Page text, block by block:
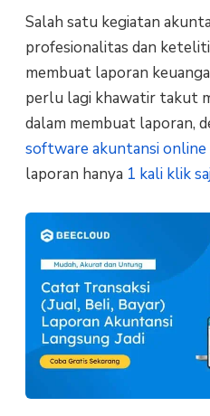
Salah satu kegiatan
profesionalitas dan
membuat laporan
perlu lagi khawatir takut
dalam membuat laporan,
software akuntansi online
laporan hanya 1 kali klik